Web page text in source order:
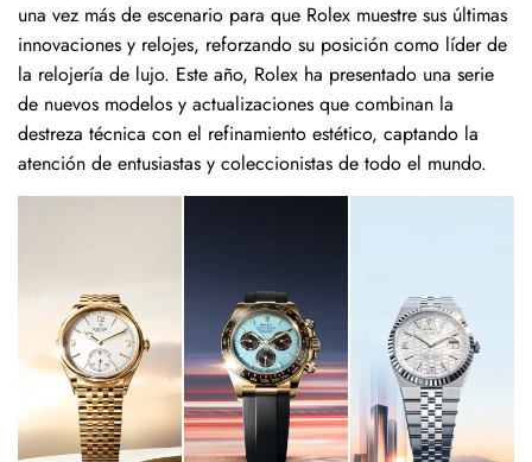
una vez más de escenario para que Rolex muestre sus últimas
innovaciones y relojes, reforzando su posición como líder de
la relojería de lujo. Este año, Rolex ha presentado una serie
de nuevos modelos y actualizaciones que combinan la
destreza técnica con el refinamiento estético, captando la
atención de entusiastas y coleccionistas de todo el mundo.